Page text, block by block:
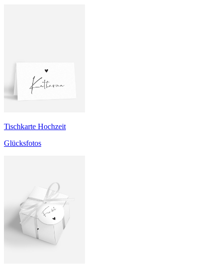
Tischkarte Hochzeit
Glücksfotos